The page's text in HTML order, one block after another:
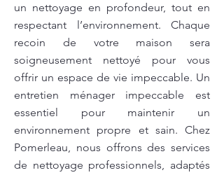
un nettoyage en profondeur, tout en
respectant l’environnement. Chaque
recoin de votre maison sera
soigneusement nettoyé pour vous
offrir un espace de vie impeccable. Un
entretien ménager impeccable est
essentiel pour maintenir un
environnement propre et sain. Chez
Pomerleau, nous offrons des services
de nettoyage professionnels, adaptés